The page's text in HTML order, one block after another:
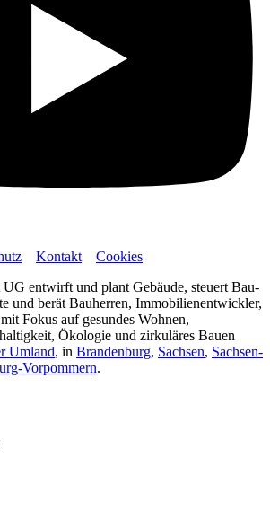
Kontakt
Cookies
entwirft und plant Gebäude, steuert Bau-
und berät Bauherren, Immobilienentwickler,
Fokus auf gesundes Wohnen,
Ökologie und zirkuläres Bauen
Umland, in Brandenburg, Sachsen, Sachsen-
Vorpommern.